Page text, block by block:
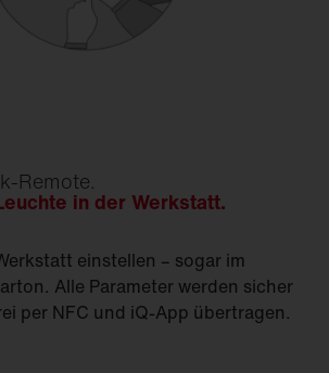
Remote.
in der Werkstatt.
einstellen – sogar im
Alle Parameter werden sicher
per NFC und iQ-App übertragen.